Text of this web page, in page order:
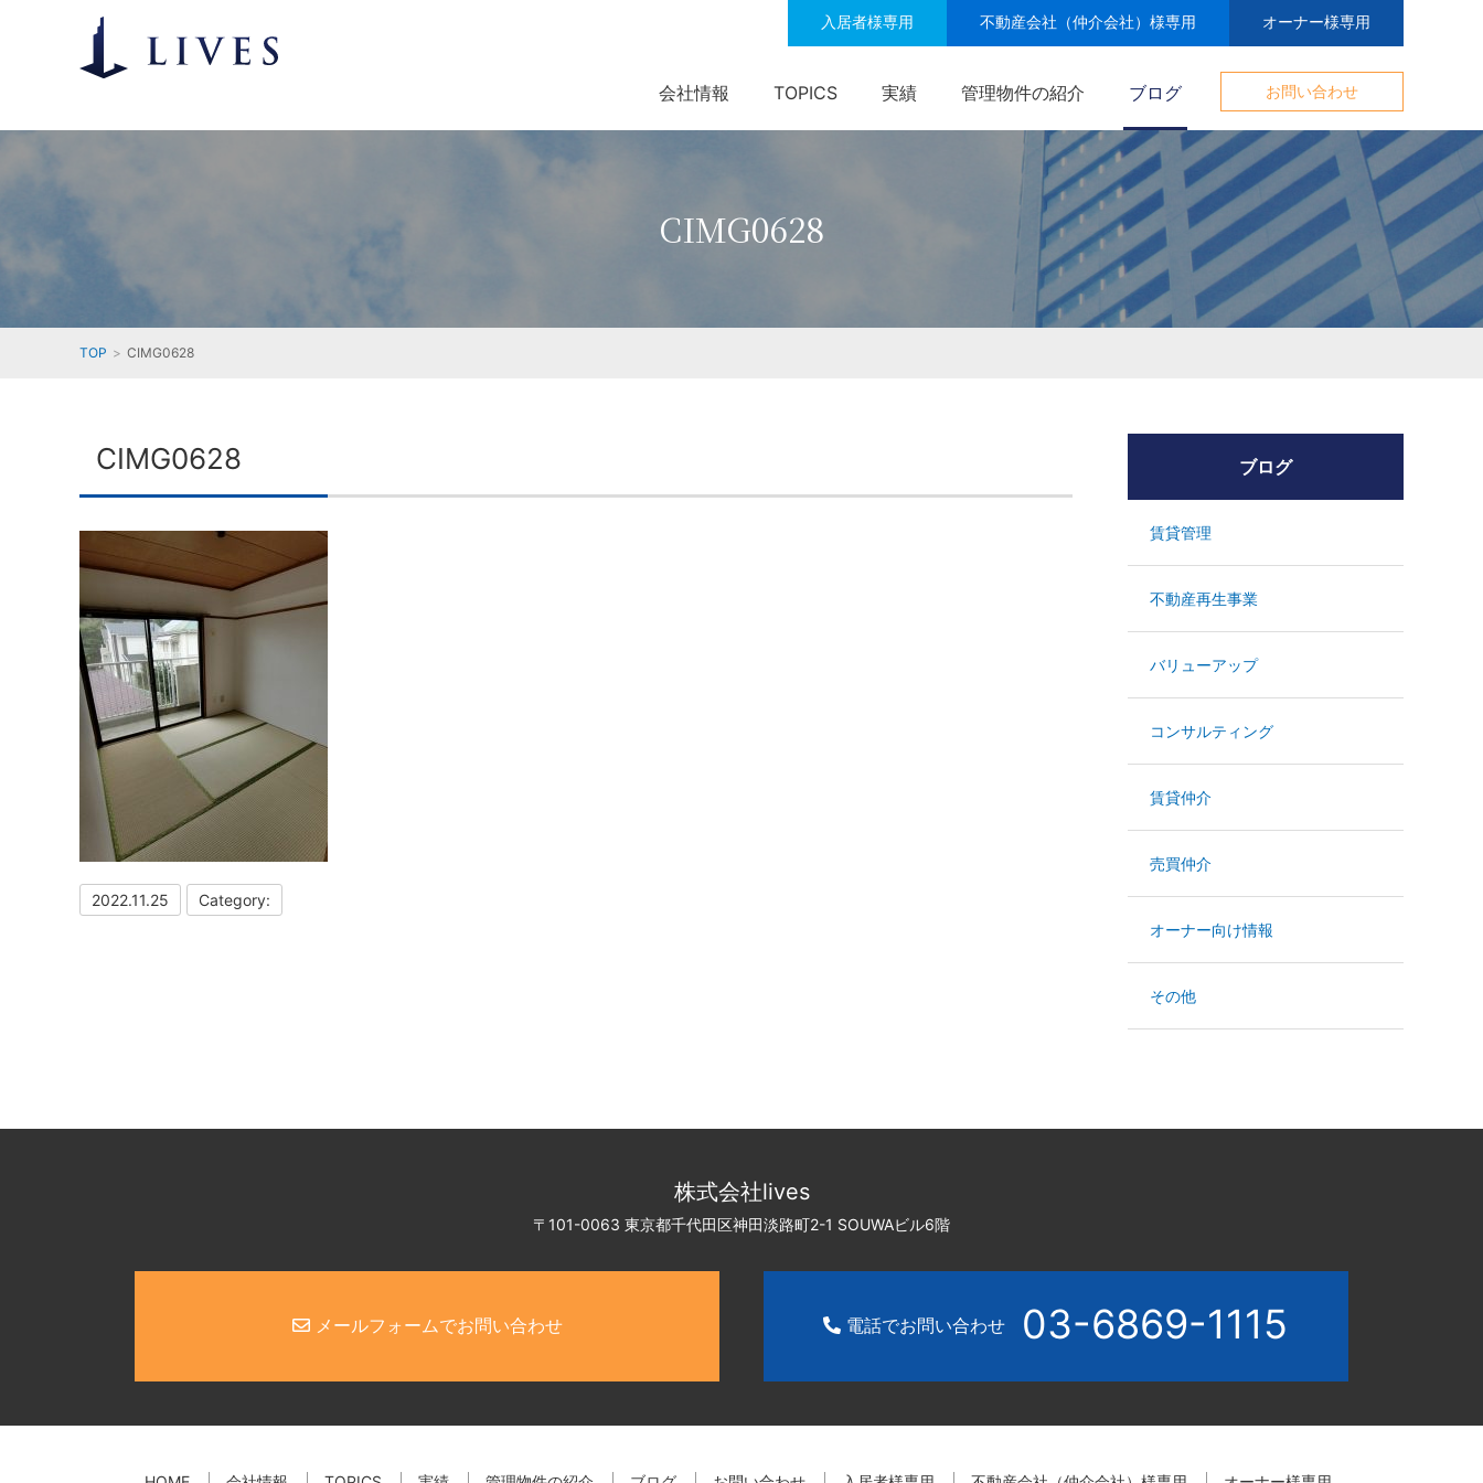
入居者様専用 不動産会社（仲介会社）様専用 オーナー様専用
会社情報 TOPICS 実績 管理物件の紹介 ブログ お問い合わせ
CIMG0628
TOP CIMG0628
CIMG0628
2022.11.25 Category:
ブログ
賃貸管理
不動産再生事業
バリューアップ
コンサルティング
賃貸仲介
売買仲介
オーナー向け情報
その他
株式会社lives
〒101-0063 東京都千代田区神田淡路町2-1 SOUWAビル6階
メールフォームでお問い合わせ 電話でお問い合わせ 03-6869-1115